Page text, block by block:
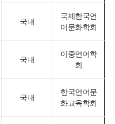
국내
국제한국언
어문화학회
국내
이중언어학
회
국내
한국언어문
화교육학회